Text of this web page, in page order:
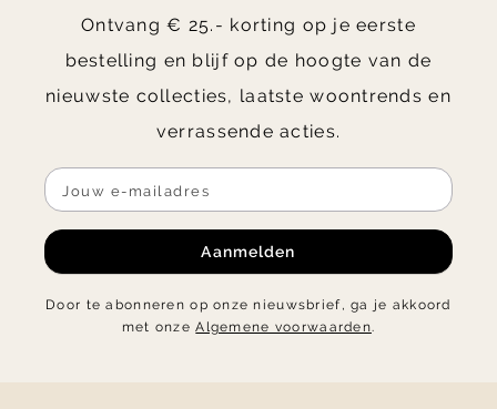
Ontvang € 25.- korting op je eerste
bestelling en blijf op de hoogte van de
nieuwste collecties, laatste woontrends en
verrassende acties.
Aanmelden
Door te abonneren op onze nieuwsbrief, ga je akkoord
met onzeAlgemene voorwaarden.